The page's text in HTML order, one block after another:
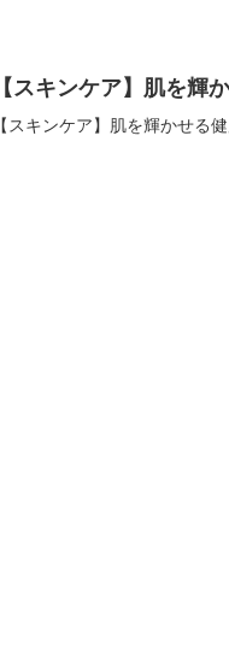
【スキンケア】肌を輝
【スキンケア】肌を輝かせる